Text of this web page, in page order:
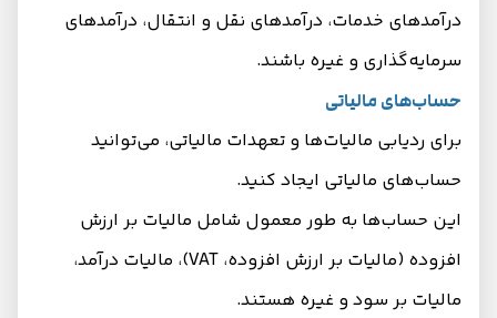
درآمدهای خدمات، درآمدهای نقل و انتقال، درآمدهای
سرمایه‌گذاری و غیره باشند.
حساب‌های مالیاتی
برای ردیابی مالیات‌ها و تعهدات مالیاتی، می‌توانید
حساب‌های مالیاتی ایجاد کنید.
این حساب‌ها به طور معمول شامل مالیات بر ارزش
افزوده (مالیات بر ارزش افزوده، VAT)، مالیات درآمد،
مالیات بر سود و غیره هستند.